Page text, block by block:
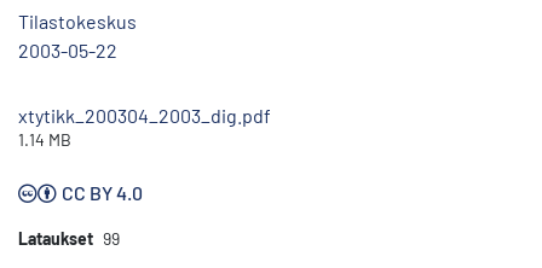
Tilastokeskus
2003-05-22
xtytikk_200304_2003_dig.pdf
1.14 MB
CC BY 4.0
Lataukset 99